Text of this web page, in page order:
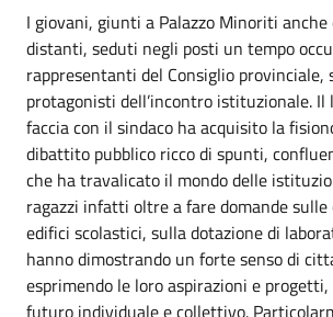
I giovani, giunti a Palazzo Minoriti anche
distanti, seduti negli posti un tempo
rappresentanti del Consiglio provinciale,
protagonisti dell’incontro istituzionale. Il
faccia con il sindaco ha acquisito la
dibattito pubblico ricco di spunti,
che ha travalicato il mondo delle
ragazzi infatti oltre a fare domande sulle
edifici scolastici, sulla dotazione di
hanno dimostrando un forte senso di
esprimendo le loro aspirazioni e
futuro individuale e collettivo.